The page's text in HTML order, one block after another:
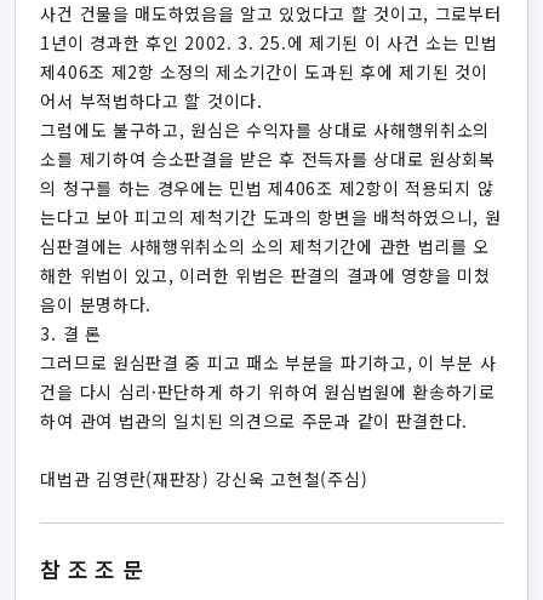
사건 건물을 매도하였음을 알고 있었다고 할 것이고, 그로부터
1년이 경과한 후인 2002. 3. 25.에 제기된 이 사건 소는 민법
제406조 제2항 소정의 제소기간이 도과된 후에 제기된 것이
어서 부적법하다고 할 것이다.
그럼에도 불구하고, 원심은 수익자를 상대로 사해행위취소의
소를 제기하여 승소판결을 받은 후 전득자를 상대로 원상회복
의 청구를 하는 경우에는 민법 제406조 제2항이 적용되지 않
는다고 보아 피고의 제척기간 도과의 항변을 배척하였으니, 원
심판결에는 사해행위취소의 소의 제척기간에 관한 법리를 오
해한 위법이 있고, 이러한 위법은 판결의 결과에 영향을 미쳤
음이 분명하다.
3. 결 론
그러므로 원심판결 중 피고 패소 부분을 파기하고, 이 부분 사
건을 다시 심리·판단하게 하기 위하여 원심법원에 환송하기로
하여 관여 법관의 일치된 의견으로 주문과 같이 판결한다.
대법관 김영란(재판장) 강신욱 고현철(주심)
참조조문